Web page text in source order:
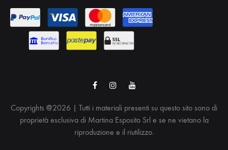
Copyrights @2026 | Tutti i materiali presenti su questo sito sono di
proprietà esclusiva di Martina Esposito Srl e se ne vietano la
riproduzione e il riutilizzo.
FacebookInstagramYoutube